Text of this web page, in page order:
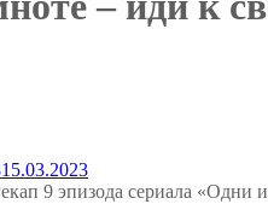
15.03.2023